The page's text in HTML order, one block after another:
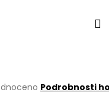
Podrobnosti